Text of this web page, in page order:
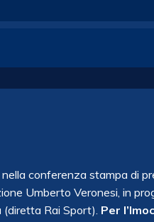
conferenza stampa di
Umberto Veronesi, in
(diretta Rai Sport). Per